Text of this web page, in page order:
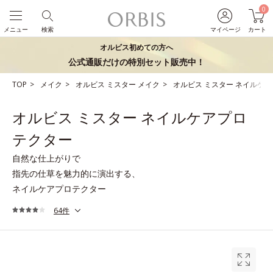
マイページ
0
カート
検索
メニュー
オルビス初めての方へ
公式通販だけの特別セット販売中！
TOP メイク オルビス ミスター メイク オルビス ミスター ネイルケ
オルビス ミスター ネイルケアプロ
テクター
自然な仕上がりで
指先の仕草を魅力的に演出する、
ネイルケアプロテクター
64件